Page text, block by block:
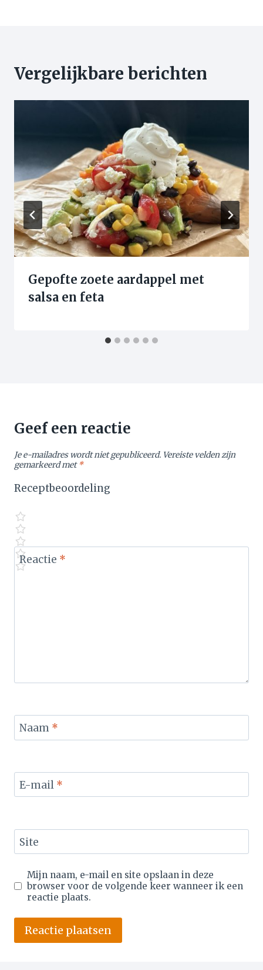
Vergelijkbare berichten
Gepofte zoete aardappel met
salsa en feta
Geef een reactie
Je e-mailadres wordt niet gepubliceerd. Vereiste velden zijn
gemarkeerd met*
Receptbeoordeling
Reactie *
Naam *
E-mail *
Site
Mijn naam, e-mail en site opslaan in deze
browser voor de volgende keer wanneer ik een
reactie plaats.